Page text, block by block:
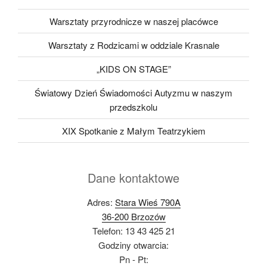
Warsztaty przyrodnicze w naszej placówce
Warsztaty z Rodzicami w oddziale Krasnale
„KIDS ON STAGE”
Światowy Dzień Świadomości Autyzmu w naszym
przedszkolu
XIX Spotkanie z Małym Teatrzykiem
Dane kontaktowe
Adres: Stara Wieś 790A
36-200 Brzozów
Telefon: 13 43 425 21
Godziny otwarcia:
Pn - Pt: